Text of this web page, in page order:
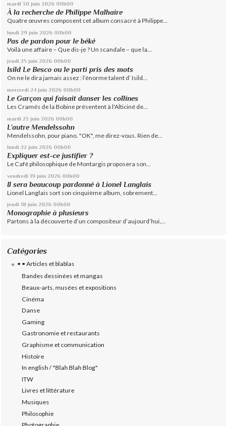
mardi 30 juin 2026 00h00
À la recherche de Philippe Malhaire
Quatre œuvres composent cet album consacré à Philippe...
lundi 29 juin 2026 00h00
Pas de pardon pour le béké
Voilà une affaire – Que dis-je ? Un scandale – que la...
jeudi 25 juin 2026 00h00
Isild Le Besco ou le parti pris des mots
On ne le dira jamais assez : l’énorme talent d’ Isild...
mercredi 24 juin 2026 00h00
Le Garçon qui faisait danser les collines
Les Cramés de la Bobine présentent à l'Alticiné de...
mardi 23 juin 2026 00h00
L’autre Mendelssohn
Mendelssohn, pour piano. "OK", me direz-vous. Rien de...
lundi 22 juin 2026 00h00
Expliquer est-ce justifier ?
Le Café philosophique de Montargis proposera son...
vendredi 19 juin 2026 00h00
Il sera beaucoup pardonné à Lionel Langlais
Lionel Langlais sort son cinquième album, sobrement...
jeudi 18 juin 2026 00h00
Monographie à plusieurs
Partons à la découverte d’un compositeur d’aujourd’hui,...
Catégories
• • Articles et blablas
Bandes dessinées et mangas
Beaux-arts, musées et expositions
Cinéma
Danse
Gaming
Gastronomie et restaurants
Graphisme et communication
Histoire
In english / "Blah Blah Blog"
ITW
Livres et littérature
Musiques
Philosophie